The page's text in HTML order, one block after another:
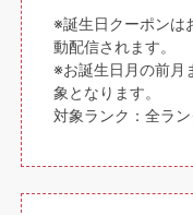
※誕生日クーポンは
動配信されます。
※お誕生日月の前月
象となります。
対象ランク：全ラン